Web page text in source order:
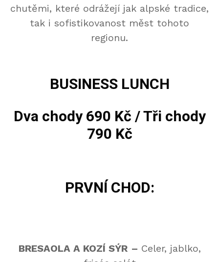
chutěmi, které odrážejí jak alpské tradice,
tak i sofistikovanost měst tohoto
regionu.
BUSINESS LUNCH
Dva chody 690 Kč / Tři chody
790 Kč
PRVNÍ CHOD:
BRESAOLA A KOZÍ SÝR – Celer, jablko,